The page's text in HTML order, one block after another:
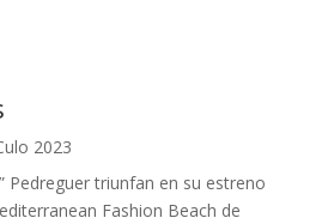
2023
Pedreguer triunfan en su estreno
Fashion Beach de